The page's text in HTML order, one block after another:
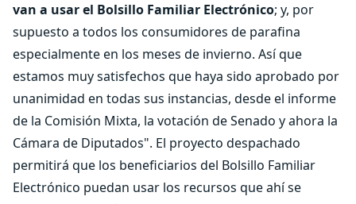
van a usar el Bolsillo Familiar Electrónico; y, por
supuesto a todos los consumidores de parafina
especialmente en los meses de invierno. Así que
estamos muy satisfechos que haya sido aprobado por
unanimidad en todas sus instancias, desde el informe
de la Comisión Mixta, la votación de Senado y ahora la
Cámara de Diputados". El proyecto despachado
permitirá que los beneficiarios del Bolsillo Familiar
Electrónico puedan usar los recursos que ahí se